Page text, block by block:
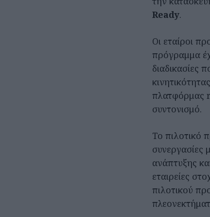
Ready.
Οι εταίροι
πρόγραμμα
διαδικασίες
πλατφόρμας
συντονισμό.
Το πιλοτικό
συνεργασίες
ανάπτυξης
εταιρείες
πιλοτικού